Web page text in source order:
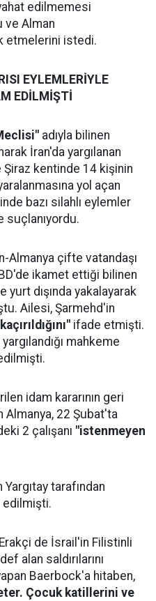
edilmemesi
ve Alman
etmelerini istedi.
EYLEMLERİYLE
EDİLMİŞTİ
adıyla bilinen
İran'da yargılanan
kentinde 14 kişinin
yol açan
bazı silahlı eylemler
Almanya çifte vatandaşı
ikamet ettiği bilinen
dışında yakalayarak
Ailesi, Şarmehd'in
ifade etmişti.
mahkeme
idam kararının geri
Almanya, 22 Şubat'ta
2 çalışanı "istenmeyen
tarafından
edilmişti.
de İsrail'in Filistinli
alan saldırılarını
Baerbock'a hitaben,
Çocuk katillerini ve